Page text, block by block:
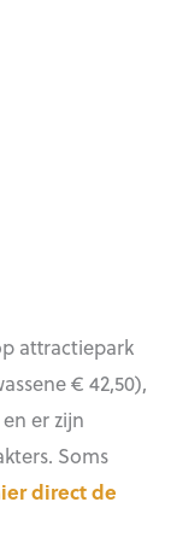
attractiepark
€ 42,50),
er zijn
Soms
direct de